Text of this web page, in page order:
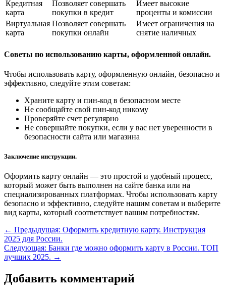
Кредитная
карта
Позволяет совершать
покупки в кредит
Имеет высокие
проценты и комиссии
Виртуальная
карта
Позволяет совершать
покупки онлайн
Имеет ограничения на
снятие наличных
Советы по использованию карты, оформленной онлайн.
Чтобы использовать карту, оформленную онлайн, безопасно и
эффективно, следуйте этим советам:
Храните карту и пин-код в безопасном месте
Не сообщайте свой пин-код никому
Проверяйте счет регулярно
Не совершайте покупки, если у вас нет уверенности в
безопасности сайта или магазина
Заключение инструкции.
Оформить карту онлайн — это простой и удобный процесс,
который может быть выполнен на сайте банка или на
специализированных платформах. Чтобы использовать карту
безопасно и эффективно, следуйте нашим советам и выберите
вид карты, который соответствует вашим потребностям.
← Предыдущая: Оформить кредитную карту. Инструкция
2025 для России.
Следующая: Банки где можно оформить карту в России. ТОП
лучших 2025. →
Добавить комментарий